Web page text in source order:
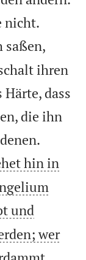
nicht.
saßen,
ihren
dass
die ihn
hin in
und
wer